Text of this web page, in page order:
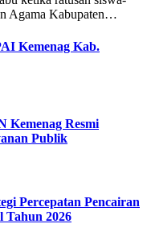
Agama Kabupaten…
Kemenag Kab.
Kemenag Resmi
Publik
Percepatan Pencairan
Tahun 2026